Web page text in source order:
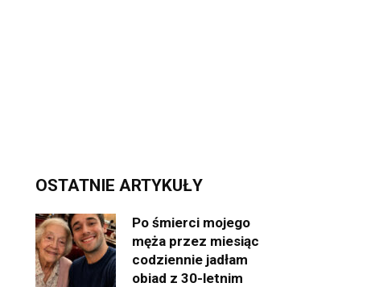
OSTATNIE ARTYKUŁY
Po śmierci mojego
męża przez miesiąc
codziennie jadłam
obiad z 30-letnim